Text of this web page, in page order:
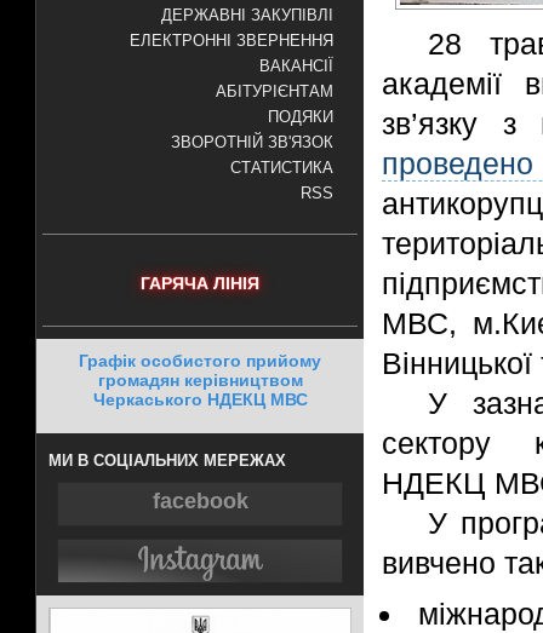
ДЕРЖАВНІ ЗАКУПІВЛІ
ЕЛЕКТРОННІ ЗВЕРНЕННЯ
ВАКАНСІЇ
АБІТУРІЄНТАМ
ПОДЯКИ
ЗВОРОТНІЙ ЗВ'ЯЗОК
СТАТИСТИКА
RSS
ГАРЯЧА ЛІНІЯ
Графік особистого прийому
громадян керівництвом
Черкаського НДЕКЦ МВС
МИ В СОЦІАЛЬНИХ МЕРЕЖАХ
facebook
28
академії
зв’язку
МВС,
У
сектору
НДЕКЦ
У
вивчено